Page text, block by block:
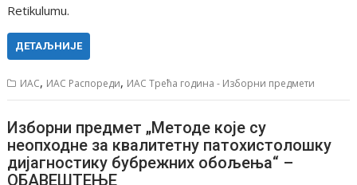
Retikulumu.
ДЕТАЉНИЈЕ
ИАС, ИАС Распореди, ИАС Трећа година - Изборни предмети
Изборни предмет „Методе које су
неопходне за квалитетну патохистолошку
дијагностику бубрежних обољења“ –
ОБАВЕШТЕЊЕ